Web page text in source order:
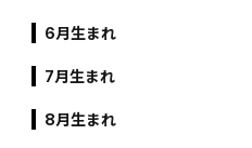
6月生まれ
7月生まれ
8月生まれ